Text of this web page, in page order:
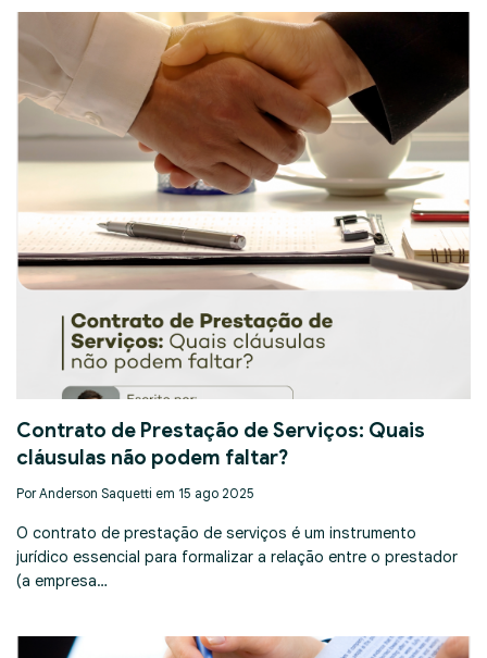
Contrato de Prestação de Serviços: Quais
cláusulas não podem faltar?
Por Anderson Saquetti em 15 ago 2025
O contrato de prestação de serviços é um instrumento
jurídico essencial para formalizar a relação entre o prestador
(a empresa…